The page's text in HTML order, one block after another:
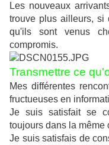
Les nouveaux
trouve plus ailleurs, si
qu'ils sont venus
compromis.
Transmettre ce
Mes différentes
fructueuses en
Je suis satisfait se
toujours dans la même
Je suis satisfais de